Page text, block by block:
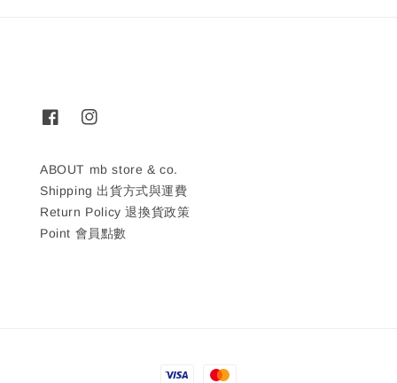
ABOUT mb store & co.
Shipping 出貨方式與運費
Return Policy 退換貨政策
Point 會員點數